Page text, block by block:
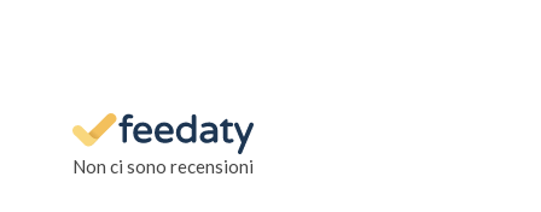
Non ci sono recensioni